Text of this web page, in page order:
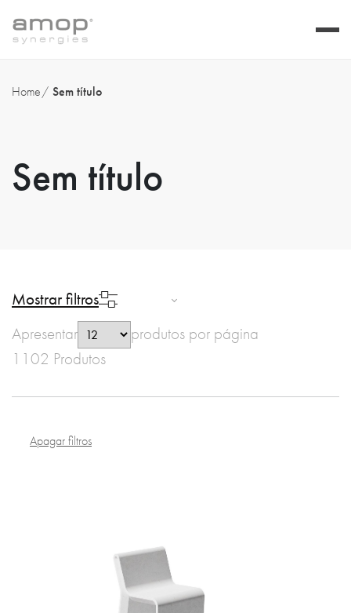
Home Sem título
Sem título
Apagar filtros
Mostrar filtros
Apresentar
produtos por página
1102 Produtos